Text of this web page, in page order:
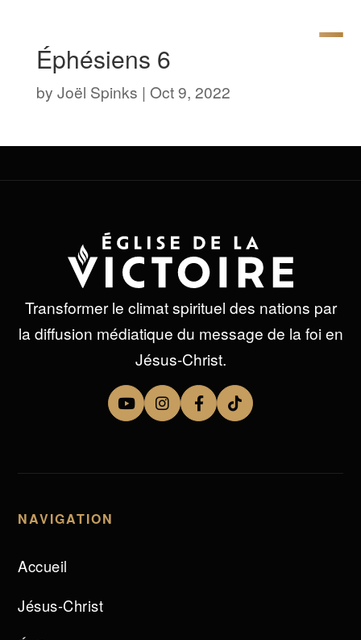
Éphésiens 6
by Joël Spinks | Oct 9, 2022
Transformer le climat spirituel des nations par
la diffusion médiatique du message de la foi en
Jésus-Christ.
NAVIGATION
Accueil
Jésus-Christ